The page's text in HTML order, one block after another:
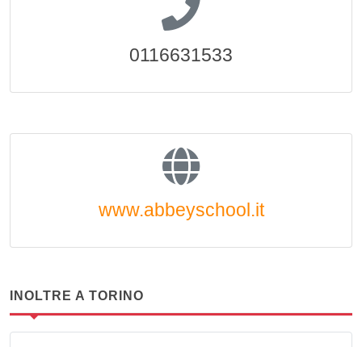
0116631533
www.abbeyschool.it
INOLTRE A TORINO